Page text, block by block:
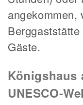
angekommen,
Gäste.
Königshaus
UNESCO-